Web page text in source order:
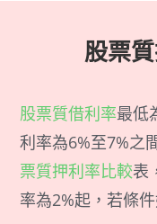
股票
股票質借利率最低
利率為6%至7%之
票質押利率比較表
率為2%起，若條